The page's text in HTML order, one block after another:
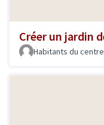
Créer un jardin
Habitants du